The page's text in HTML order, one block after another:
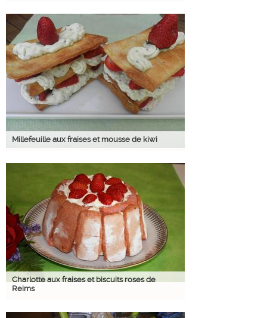
Millefeuille aux fraises et mousse de kiwi
Charlotte aux fraises et biscuits roses de
Reims